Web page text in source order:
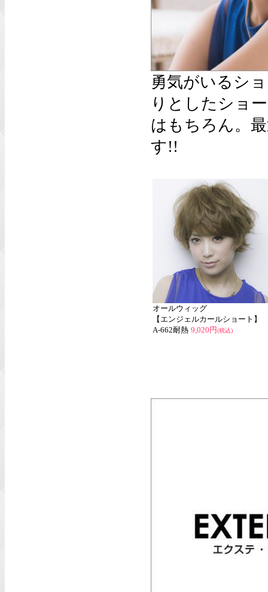
勇気がいるシ
りとしたショ
はもちろん。
す!!
オールウィッグ
【エンジェルカールショート】
A-662耐熱 9,020円(税込)